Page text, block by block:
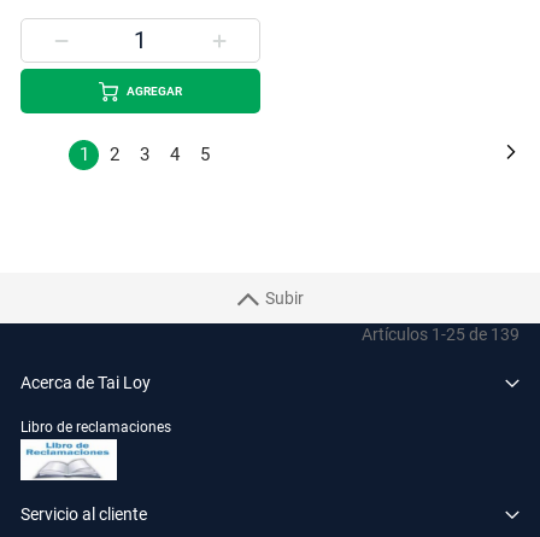
Artículos 1-25de 139
AGREGAR
Página Estás
1 Página
2 Página
3 Página
4 Página
5
Subir
Acerca de Tai Loy
Libro de reclamaciones
Servicio al cliente